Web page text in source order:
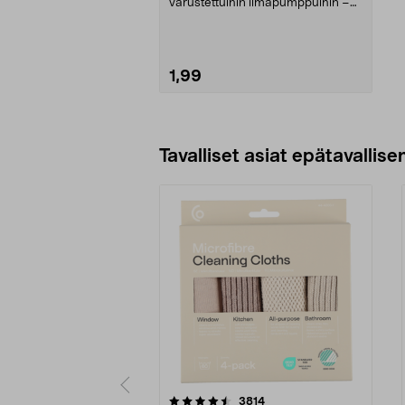
varustettuihin ilmapumppuihin –
1,99
Tavalliset asiat
3814arvostelut
4.5viidestä